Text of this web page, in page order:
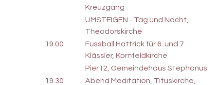
Kreuzgang
UMSTEIGEN - Tag und Nacht,
Theodorskirche
19.00
Fussball Hattrick für 6. und 7
Klässler, Kornfeldkirche
Pier12, Gemeindehaus Stephanus
19.30
Abend Meditation, Tituskirche,